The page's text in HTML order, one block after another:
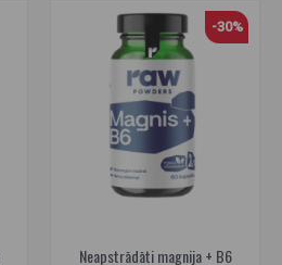
-30%
Neapstrādāti magnija + B6